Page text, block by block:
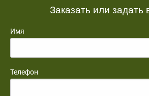
Заказать или задать
Имя
Телефон